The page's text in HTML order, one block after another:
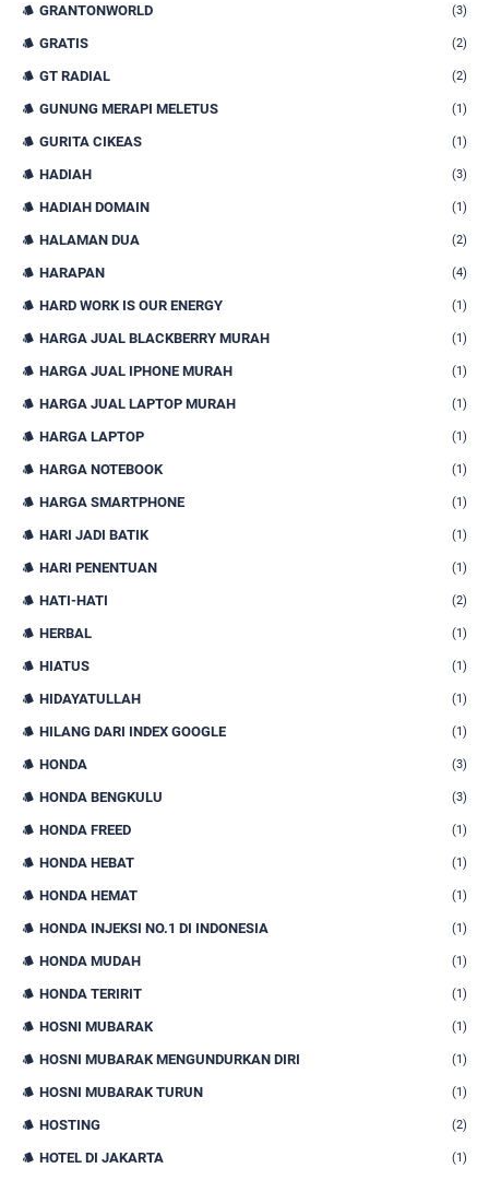
GRANTONWORLD (3)
GRATIS (2)
GT RADIAL (2)
GUNUNG MERAPI MELETUS (1)
GURITA CIKEAS (1)
HADIAH (3)
HADIAH DOMAIN (1)
HALAMAN DUA (2)
HARAPAN (4)
HARD WORK IS OUR ENERGY (1)
HARGA JUAL BLACKBERRY MURAH (1)
HARGA JUAL IPHONE MURAH (1)
HARGA JUAL LAPTOP MURAH (1)
HARGA LAPTOP (1)
HARGA NOTEBOOK (1)
HARGA SMARTPHONE (1)
HARI JADI BATIK (1)
HARI PENENTUAN (1)
HATI-HATI (2)
HERBAL (1)
HIATUS (1)
HIDAYATULLAH (1)
HILANG DARI INDEX GOOGLE (1)
HONDA (3)
HONDA BENGKULU (3)
HONDA FREED (1)
HONDA HEBAT (1)
HONDA HEMAT (1)
HONDA INJEKSI NO.1 DI INDONESIA (1)
HONDA MUDAH (1)
HONDA TERIRIT (1)
HOSNI MUBARAK (1)
HOSNI MUBARAK MENGUNDURKAN DIRI (1)
HOSNI MUBARAK TURUN (1)
HOSTING (2)
HOTEL DI JAKARTA (1)